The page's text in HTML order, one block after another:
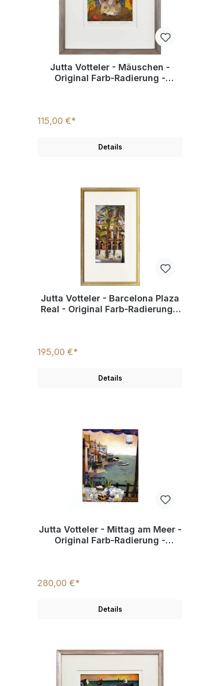
Jutta Votteler - Mäuschen -
Original Farb-Radierung -
115,00 €*
Details
Jutta Votteler - Barcelona Plaza
Real - Original Farb-Radierung -
195,00 €*
Details
Jutta Votteler - Mittag am Meer -
Original Farb-Radierung -
280,00 €*
Details